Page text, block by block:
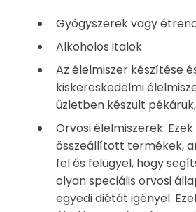
Gyógyszerek vagy
Alkoholos italok
Az élelmiszer készítése
kiskereskedelmi
üzletben készült
Orvosi élelmiszerek:
összeállított termékek,
fel és felügyel, hogy
olyan speciális orvosi
egyedi diétát igényel.